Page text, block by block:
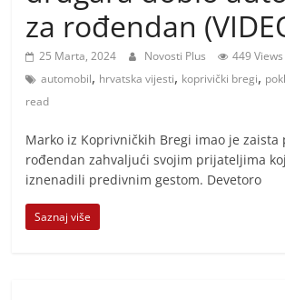
i
t
v
h
v
za rođendan
25 Marta, 2024 Novosti Plus 449 Views
automobil, hrvatska vijesti, koprivički bregi,
read
Marko iz Koprivničkih Bregi imao je zaista
rođendan zahvaljući svojim prijateljima
iznenadili predivnim gestom. Devetoro
Saznaj više